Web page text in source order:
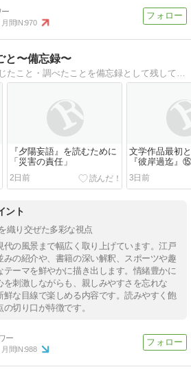
月間IN:970
と〜備忘録〜
日々の生活の中で感じたこと・調べたことを備忘録として残しています。
『夕陽妄語』を読むために
「災害の責任」
2日前
文学作品最初
『彼岸過迄』⑮
3日前
ント
織り交ぜた多彩な視点
の風景まで幅広く取り上げています。江戸
みの紹介や、書籍の深い解釈、スポーツや趣
ーマを鮮やかに描き出します。情緒豊かに
刺激しながらも、親しみやすさを忘れな
鮮な目線で楽しめる内容です。読みやすく飽
切り口が特徴です。
月間IN:988